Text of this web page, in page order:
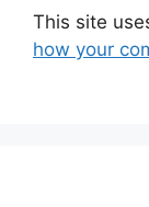
This site
how your